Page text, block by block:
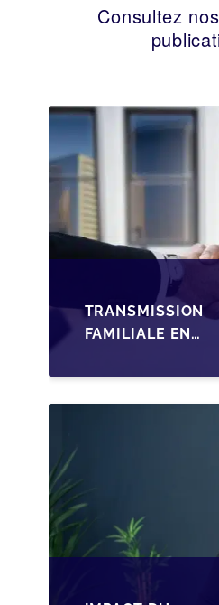
Consultez
TRANSMISSION
FAMILIALE EN
STRUCTURER LA
CESSION DES